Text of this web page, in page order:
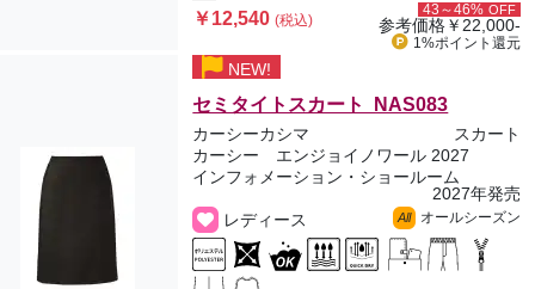
￥12,540(税込)
43～46% OFF
参考価格￥22,000-
1%ポイント 還元
NEW!
セミタイトスカート NAS083
カーシーカシマ
スカート
カーシー エンジョイノワール 2027
インフォメーション・ショールーム
2027年発売
レディース
All オールシーズン